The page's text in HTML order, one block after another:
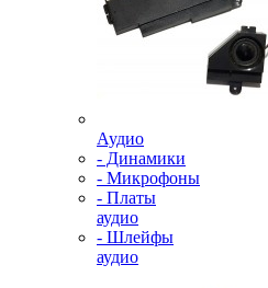
Аудио
- Динамики
- Микрофоны
- Платы
аудио
- Шлейфы
аудио